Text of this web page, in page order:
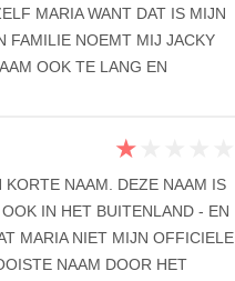
MARIA WANT DAT IS MIJN
FAMILIE NOEMT MIJ JACKY
OOK TE LANG EN
★
NAAM. DEZE NAAM IS
IN HET BUITENLAND - EN
MARIA NIET MIJN OFFICIELE
NAAM DOOR HET